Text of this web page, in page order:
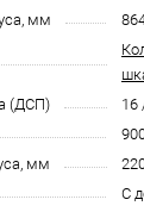
мм
(ДСП)
16
мм
С